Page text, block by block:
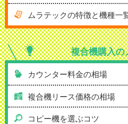
ムラテックの特徴と機種一
複合機購入の
カウンター料金の相場
複合機リース価格の相場
コピー機を選ぶコツ